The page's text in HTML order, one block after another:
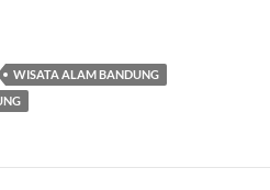
WISATA ALAM BANDUNG